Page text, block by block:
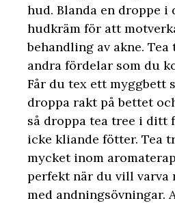
hud. Blanda en droppe i
hudkräm för att
behandling av akne. Tea
andra fördelar som du
Får du tex ett myggbett
droppa rakt på bettet
så droppa tea tree i ditt
icke kliande fötter. Tea
mycket inom
perfekt när du vill varva
med andningsövningar.